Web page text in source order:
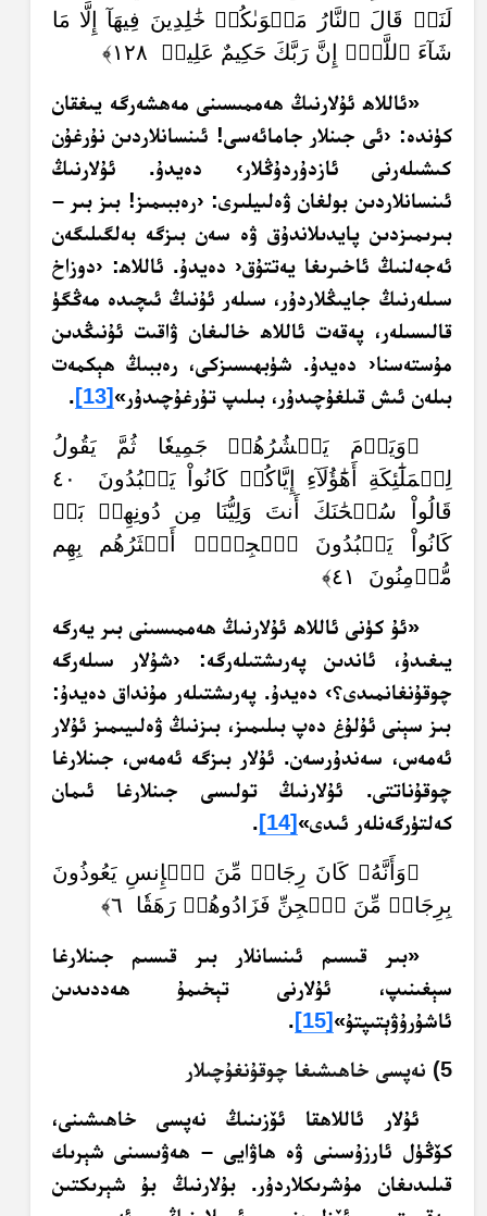
لَنَاۚ قَالَ ٱلنَّارُ مَثۡوَىٰكُمۡ خَٰلِدِينَ فِيهَآ إِلَّا مَا
شَآءَ ٱللَّهُۗ إِنَّ رَبَّكَ حَكِيمٌ عَلِيمٞ ١٢٨﴾
«ئاللاھ ئۇلارنىڭ ھەممىسىنى مەھشەرگە يىغقان
كۈندە: ‹ئى جىنلار جامائەسى! ئىنسانلاردىن نۇرغۇن
كىشىلەرنى ئازدۇردۇڭلار› دەيدۇ. ئۇلارنىڭ
ئىنسانلاردىن بولغان ۋەلىيلىرى: ‹رەببىمىز! بىز بىر –
بىرىمىزدىن پايدىلاندۇق ۋە سەن بىزگە بەلگىلىگەن
ئەجەلنىڭ ئاخىرىغا يەتتۇق‹ دەيدۇ. ئاللاھ: ‹دوزاخ
سىلەرنىڭ جايىڭلاردۇر، سىلەر ئۇنىڭ ئىچىدە مەڭگۈ
قالىسىلەر، پەقەت ئاللاھ خالىغان ۋاقىت ئۇنىڭدىن
مۇستەسنا‹ دەيدۇ. شۈبھىسىزكى، رەببىڭ ھېكمەت
بىلەن ئىش قىلغۇچىدۇر، بىلىپ تۇرغۇچىدۇر»[13]
.‏
﴿وَيَوۡمَ يَحۡشُرُهُمۡ جَمِيعٗا ثُمَّ يَقُولُ
لِلۡمَلَٰٓئِكَةِ أَهَٰٓؤُلَآءِ إِيَّاكُمۡ كَانُواْ يَعۡبُدُونَ ٤٠
قَالُواْ سُبۡحَٰنَكَ أَنتَ وَلِيُّنَا مِن دُونِهِمۖ بَلۡ
كَانُواْ يَعۡبُدُونَ ٱلۡجِنَّۖ أَكۡثَرُهُم بِهِم
مُّؤۡمِنُونَ ٤١﴾
«ئۇ كۈنى ئاللاھ ئۇلارنىڭ ھەممىسىنى بىر يەرگە
يىغىدۇ، ئاندىن پەرىشتىلەرگە: ‹شۇلار سىلەرگە
چوقۇنغانمىدى؟› دەيدۇ. پەرىشتىلەر مۇنداق دەيدۇ:
بىز سېنى ئۇلۇغ دەپ بىلىمىز، بىزنىڭ ۋەلىيىمىز ئۇلار
ئەمەس، سەندۇرسەن. ئۇلار بىزگە ئەمەس، جىنلارغا
چوقۇناتتى. ئۇلارنىڭ تولىسى جىنلارغا ئىمان
كەلتۈرگەنلەر ئىدى»[14]
.
﴿وَأَنَّهُۥ كَانَ رِجَالٞ مِّنَ ٱلۡإِنسِ يَعُوذُونَ
بِرِجَالٖ مِّنَ ٱلۡجِنِّ فَزَادُوهُمۡ رَهَقٗا ٦﴾
«بىر قىسىم ئىنسانلار بىر قىسىم جىنلارغا
سېغىنىپ، ئۇلارنى تېخىمۇ ھەددىدىن
ئاشۇرۇۋېتىپتۇ»[15]
.
5) نەپسى خاھىشىغا چوقۇنغۇچىلار
ئۇلار ئاللاھقا ئۆزىنىڭ نەپسى خاھىشىنى،
كۆڭۈل ئارزۇسىنى ۋە ھاۋايى – ھەۋىسىنى شېرىك
قىلىدىغان مۇشرىكلاردۇر. بۇلارنىڭ بۇ شېرىكتىن